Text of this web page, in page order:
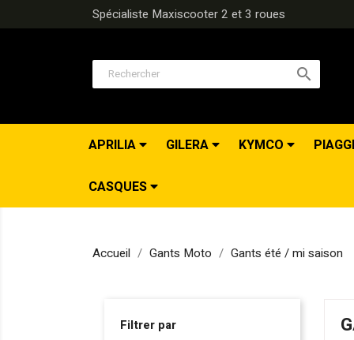
Spécialiste Maxiscooter 2 et 3 roues

APRILIA GILERA KYMCO
CASQUES
Accueil Gants Moto Gants été / mi saison
Filtrer par